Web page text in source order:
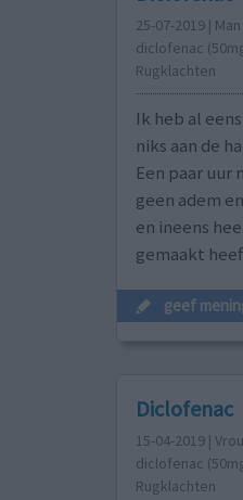
25-07-2019 |
diclofenac
Rugklachten
Ik heb al
niks aan de
Een paar uur
geen adem
en ineens
gemaakt
geef
Diclofenac
15-04-2019 |
diclofenac
Rugklachten